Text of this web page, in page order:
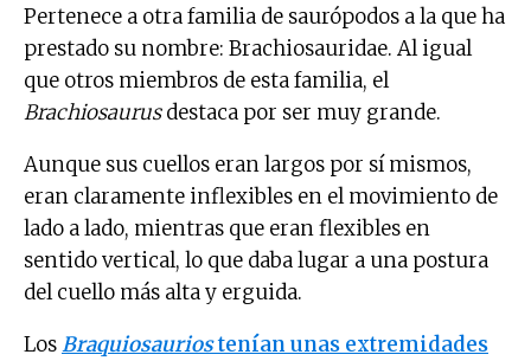
Pertenece a otra familia de saurópodos a la que ha
prestado su nombre: Brachiosauridae. Al igual
que otros miembros de esta familia, el
Brachiosaurusdestaca por ser muy grande.
Aunque sus cuellos eran largos por sí mismos,
eran claramente inflexibles en el movimiento de
lado a lado, mientras que eran flexibles en
sentido vertical, lo que daba lugar a una postura
del cuello más alta y erguida.
LosBraquiosauriostenían unas extremidades